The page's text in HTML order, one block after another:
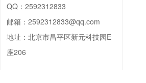
QQ： 2592312833
邮箱： 2592312833@qq.com
地址： 北京市昌平区新元科技园E
座206